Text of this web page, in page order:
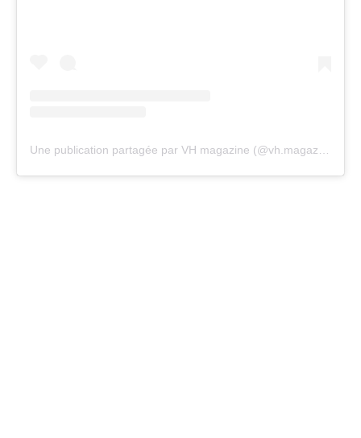
Une publication partagée par VH magazine (@vh.magazine)